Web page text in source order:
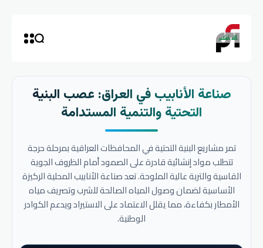
صناعة الأنابيب في العراق: عصب البنية
التحتية والتنمية المستدامة
تمر مشاريع البنية التحتية في المحافظات العراقية بمرحلة حرجة
تتطلب مواد إنشائية قادرة على الصمود أمام الظروف الجوية
القاسية والتربة عالية الملوحة. تعد صناعة الأنابيب المحلية الركيزة
الأساسية لضمان وصول المياه الصالحة للشرب وتصريف مياه
الأمطار بكفاءة، مما يقلل الاعتماد على الاستيراد ويدعم الكوادر
الوطنية.